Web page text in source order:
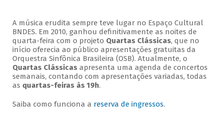
A música erudita sempre teve lugar no Espaço Cultural
BNDES. Em 2010, ganhou definitivamente as noites de
quarta-feira com o projeto Quartas Clássicas, que no
início oferecia ao público apresentações gratuitas da
Orquestra Sinfônica Brasileira (OSB). Atualmente, o
Quartas Clássicasapresenta uma agenda de concertos
semanais, contando com apresentações variadas, todas
as quartas-feiras às 19h.
Saiba como funciona a reserva de ingressos.